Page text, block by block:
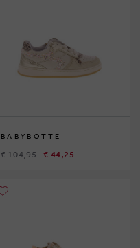
BABYBOTTE
€ 104,95 € 44,25